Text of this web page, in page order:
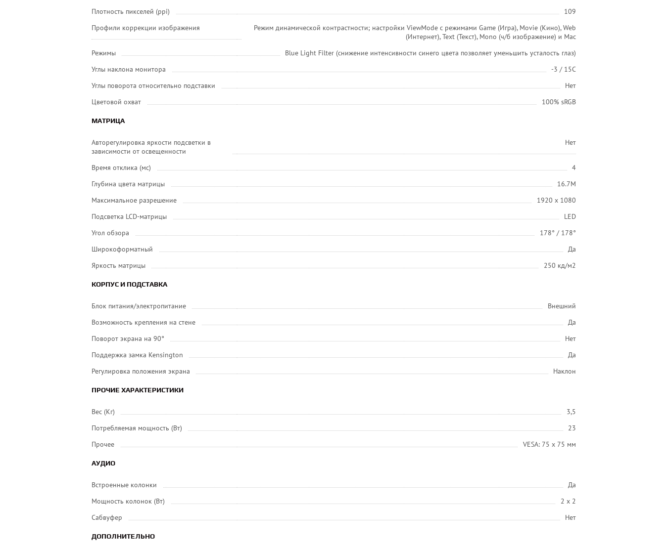
Плотность пикселей (ppi)
109
Профили коррекции изображения
Режим динамической контрастности; настройки ViewMode с режимами Game (Игра), Movie (Кино), Web
(Интернет), Text (Текст), Mono (ч/б изображение) и Мас
Режимы
Blue Light Filter (снижение интенсивности синего цвета позволяет уменьшить усталость глаз)
Углы наклона монитора
-3 / 15С
Углы поворота относительно подставки
Нет
Цветовой охват
100% sRGB
МАТРИЦА
Авторегулировка яркости подсветки в
зависимости от освещенности
Нет
Время отклика (мс)
4
Глубина цвета матрицы
16.7M
Максимальное разрешение
1920 x 1080
Подсветка LCD-матрицы
LED
Угол обзора
178° / 178°
Широкоформатный
Да
Яркость матрицы
250 кд/м2
КОРПУС И ПОДСТАВКА
Блок питания/электропитание
Внешний
Возможность крепления на стене
Да
Поворот экрана на 90°
Нет
Поддержка замка Kensington
Да
Регулировка положения экрана
Наклон
ПРОЧИЕ ХАРАКТЕРИСТИКИ
Вес (Кг)
3,5
Потребляемая мощность (Вт)
23
Прочее
VESA: 75 x 75 мм
АУДИО
Встроенные колонки
Да
Мощность колонок (Вт)
2 х 2
Сабвуфер
Нет
ДОПОЛНИТЕЛЬНО